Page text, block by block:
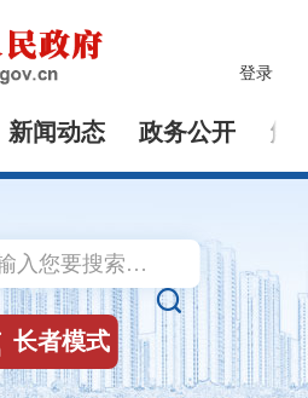
登录
新闻动态 政务公开 解

长者模式